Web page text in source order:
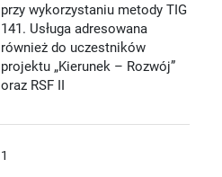
przy wykorzystaniu metody TIG
141. Usługa adresowana
również do uczestników
projektu „Kierunek – Rozwój”
oraz RSF II
1